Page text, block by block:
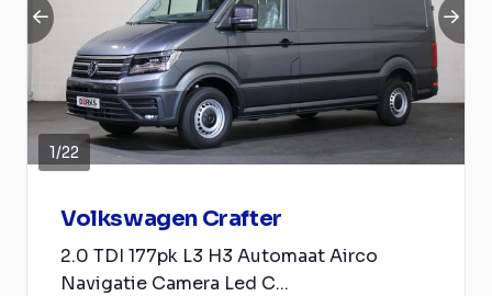
1/22
Volkswagen Crafter
2.0 TDI 177pk L3 H3 Automaat Airco
Navigatie Camera Led C...